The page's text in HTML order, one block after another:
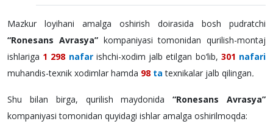
Mazkur loyihani amalga oshirish doirasida bosh pudratchi
“Ronesans Avrasya”kompaniyasi tomonidan qurilish-montaj
ishlariga 1 298 nafarishchi-xodim jalb etilgan bo‘lib, 301 nafari
muhandis-texnik xodimlar hamda 98 ta texnikalar jalb qilingan.
Shu bilan birga, qurilish maydonida“Ronesans Avrasya”
kompaniyasi tomonidan quyidagi ishlar amalga oshirilmoqda: